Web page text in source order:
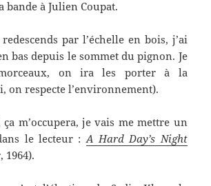
bande à Julien Coupat.
par l’échelle en bois, j’ai
bas depuis le sommet du pignon. Je
on ira les porter à la
on respecte l’environnement).
ça m’occupera, je vais me mettre un
le lecteur : A Hard Day’s Night
1964).